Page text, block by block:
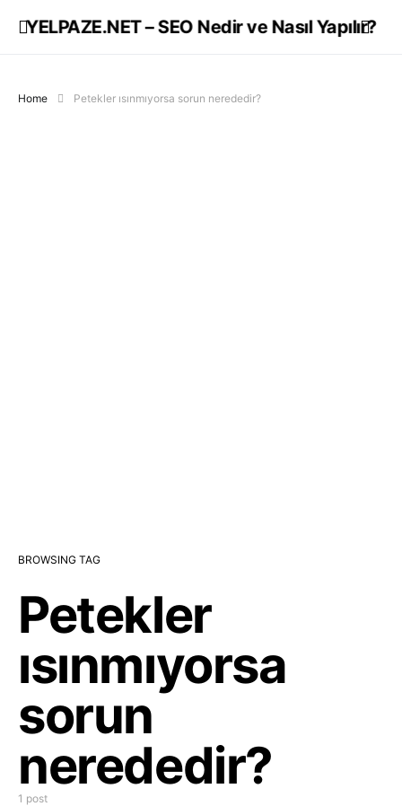
YELPAZE.NET – SEO Nedir ve Nasıl Yapılır?
Home Petekler ısınmıyorsa sorun nerededir?
BROWSING TAG
Petekler
ısınmıyorsa
sorun
nerededir?
1 post